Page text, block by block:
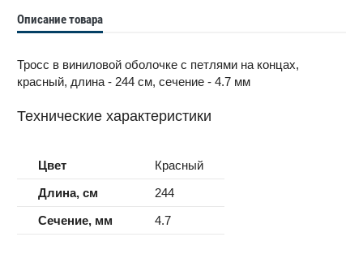
Описание товара
Тросс в виниловой оболочке с петлями на концах,
красный, длина - 244 см, сечение - 4.7 мм
Технические характеристики
Цвет
Красный
Длина, см
244
Сечение, мм
4.7